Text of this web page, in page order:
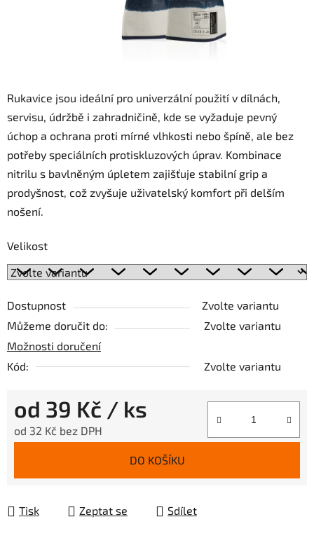
Rukavice jsou ideální pro univerzální použití v dílnách,
servisu, údržbě i zahradničině, kde se vyžaduje pevný
úchop a ochrana proti mírné vlhkosti nebo špíně, ale bez
potřeby speciálních protiskluzových úprav. Kombinace
nitrilu s bavlněným úpletem zajišťuje stabilní grip a
prodyšnost, což zvyšuje uživatelský komfort při delším
nošení.
Velikost
Dostupnost
Zvolte variantu
Můžeme doručit do:
Zvolte variantu
Možnosti doručení
Kód:
Zvolte variantu
od 39 Kč / ks
od 32 Kč bez DPH
DO KOŠÍKU
Tisk Zeptat se Sdílet